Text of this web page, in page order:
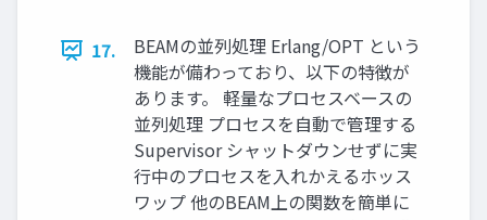
17.
BEAMの並列処理 Erlang/OPT という
機能が備わっており、以下の特徴が
あります。 軽量なプロセスベースの
並列処理 プロセスを自動で管理する
Supervisor シャットダウンせずに実
行中のプロセスを入れかえるホッス
ワップ 他のBEAM上の関数を簡単に